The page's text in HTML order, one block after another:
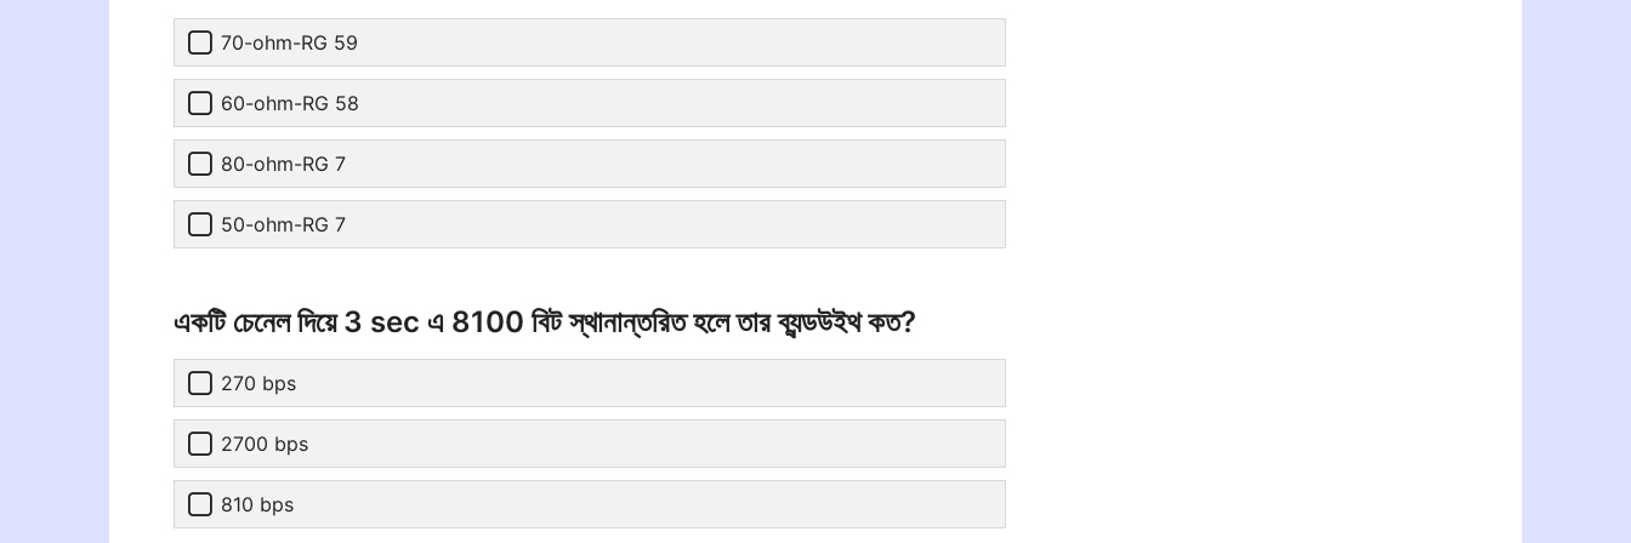
70-ohm-RG 59
60-ohm-RG 58
80-ohm-RG 7
50-ohm-RG 7
একটি চেনেল দিয়ে 3 sec এ 8100 বিট স্থানান্তরিত হলে তার ব্যন্ডউইথ কত?
270 bps
2700 bps
810 bps